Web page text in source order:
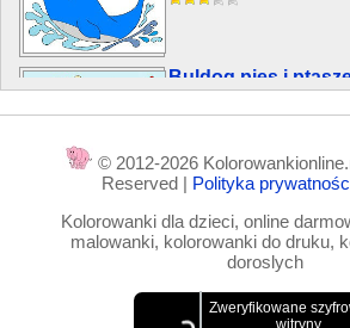
Buldog pies i
Kolorowane: 10,907x
© 2012-2026
Reserved | Polityka
Kolorowanki dla dzieci, online
malowanki, kolorowanki do druku,
doroslych